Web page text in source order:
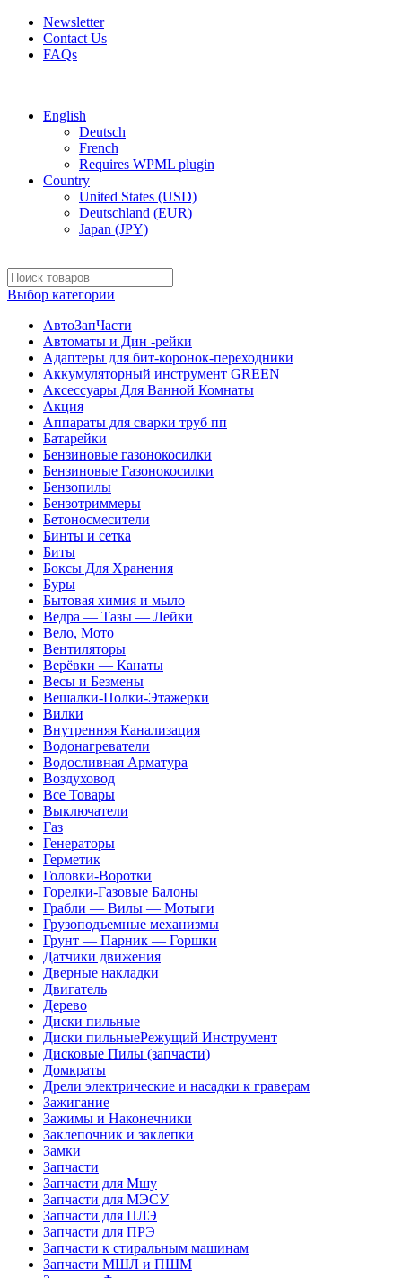
Newsletter
Contact Us
FAQs
English
Deutsch
French
Requires WPML plugin
Country
United States (USD)
Deutschland (EUR)
Japan (JPY)
Выбор категории
АвтоЗапЧасти
Автоматы и Дин -рейки
Адаптеры для бит-коронок-переходники
Аккумуляторный инструмент GREEN
Аксессуары Для Ванной Комнаты
Акция
Аппараты для сварки труб пп
Батарейки
Бензиновые газонокосилки
Бензиновые Газонокосилки
Бензопилы
Бензотриммеры
Бетоносмесители
Бинты и сетка
Биты
Боксы Для Хранения
Буры
Бытовая химия и мыло
Ведра — Тазы — Лейки
Вело, Мото
Вентиляторы
Верёвки — Канаты
Весы и Безмены
Вешалки-Полки-Этажерки
Вилки
Внутренняя Канализация
Водонагреватели
Водосливная Арматура
Воздуховод
Все Товары
Выключатели
Газ
Генераторы
Герметик
Головки-Воротки
Горелки-Газовые Балоны
Грабли — Вилы — Мотыги
Грузоподъемные механизмы
Грунт — Парник — Горшки
Датчики движения
Дверные накладки
Двигатель
Дерево
Диски пильные
Диски пильныеРежущий Инструмент
Дисковые Пилы (запчасти)
Домкраты
Дрели электрические и насадки к граверам
Зажигание
Зажимы и Наконечники
Заклепочник и заклепки
Замки
Запчасти
Запчасти для Мшу
Запчасти для МЭСУ
Запчасти для ПЛЭ
Запчасти для ПРЭ
Запчасти к стиральным машинам
Запчасти МШЛ и ПШМ